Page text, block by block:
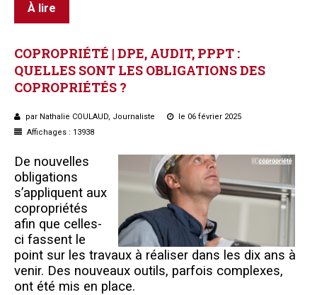
À lire
COPROPRIÉTÉ | DPE, AUDIT, PPPT :
QUELLES SONT LES OBLIGATIONSDES
COPROPRIÉTÉS ?
par Nathalie COULAUD, Journaliste
le 06 février 2025
Affichages : 13938
De nouvelles
obligations
s’appliquent aux
copropriétés
afin que celles-
ci fassent le
point sur les travaux à réaliser dans les dix ans à
venir. Des nouveaux outils, parfois complexes,
ont été mis en place.